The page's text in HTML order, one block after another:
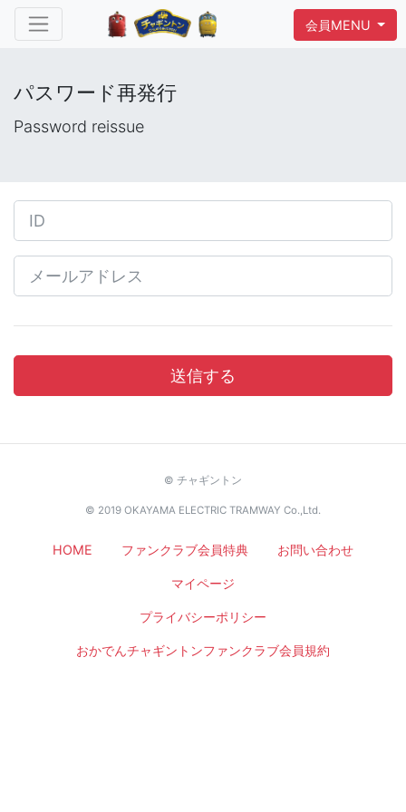
会員MENU
パスワード再発行
Password reissue
送信する
© チャギントン
© 2019 OKAYAMA ELECTRIC TRAMWAY Co.,Ltd.
HOME ファンクラブ会員特典 お問い合わせ
マイページ
プライバシーポリシー
おかでんチャギントンファンクラブ会員規約